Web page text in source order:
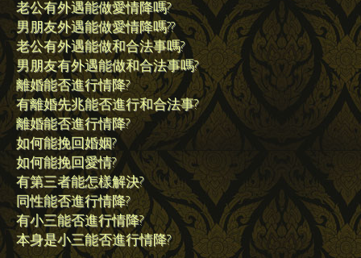
老公有外遇能做愛情降嗎?
男朋友外遇能做愛情降嗎??
老公有外遇能做和合法事嗎?
男朋友有外遇能做和合法事嗎?
離婚能否進行情降?
有離婚先兆能否進行和合法事?
離婚能否進行情降?
如何能挽回婚姻?
如何能挽回愛情?
有第三者能怎樣解決?
同性能否進行情降?
有小三能否進行情降?
本身是小三能否進行情降?